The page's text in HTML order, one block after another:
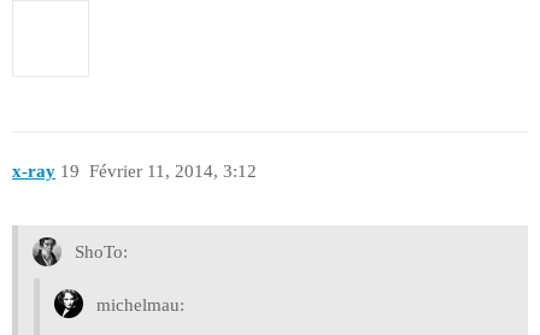
x-ray Février 11, 2014, 3:12
19
ShoTo:
michelmau: